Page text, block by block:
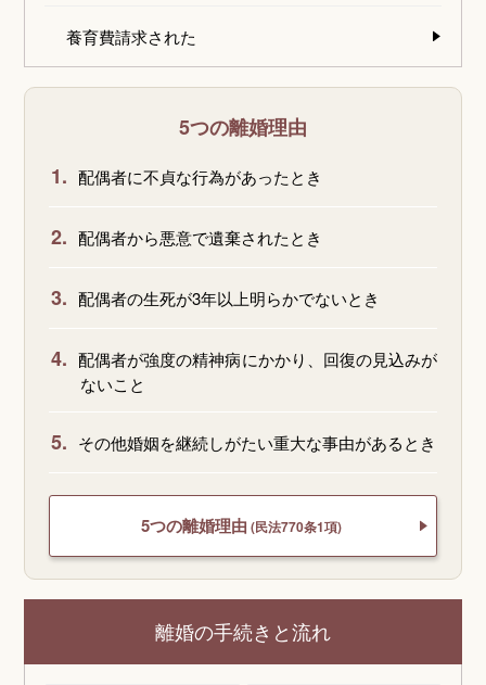
養育費請求された
5つの離婚理由
1. 配偶者に不貞な行為があったとき
2. 配偶者から悪意で遺棄されたとき
3. 配偶者の生死が3年以上明らかでないとき
4. 配偶者が強度の精神病にかかり、回復の見込みが
ないこと
5. その他婚姻を継続しがたい重大な事由があるとき
5つの離婚理由 (民法770条1項)
離婚の手続きと流れ